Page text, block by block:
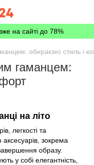
на сайті до 78%
обираємо стиль і
гаманцем:
на літо
легкості та
аксесуарів, зокрема
образу.
у собі елегантність,